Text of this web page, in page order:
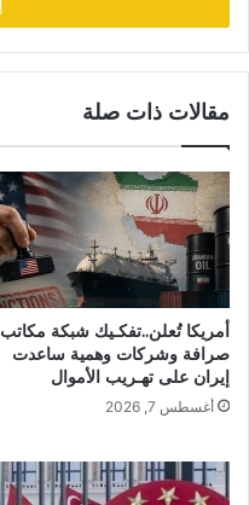
مقالات ذات صلة
أمريكا تُعلن..تفكـيك شبكة مكاتب
صرافة وشركات وهمية ساعدت
إيران على تهـريب الأموال
أغسطس 7, 2026